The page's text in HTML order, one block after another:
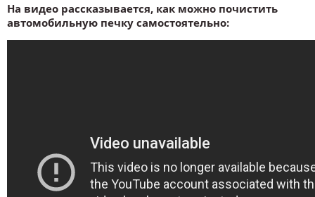
На видео рассказывается, как можно почистить
автомобильную печку самостоятельно: